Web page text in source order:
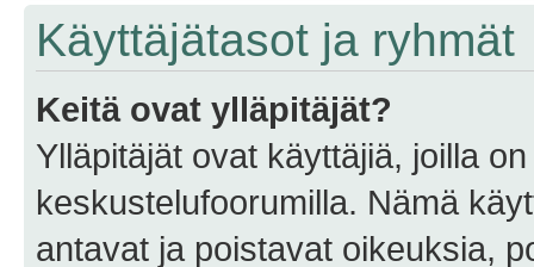
Käyttäjätasot ja ryhmät
Keitä ovat ylläpitäjät?
Ylläpitäjät ovat käyttäjiä, joilla
keskustelufoorumilla. Nämä
antavat ja poistavat oikeuksia,